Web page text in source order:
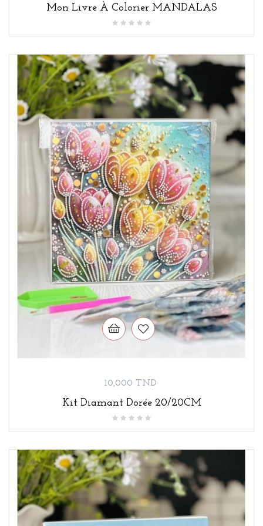
Mon Livre À Colorier MANDALAS
Prix
10,000 TND
Kit Diamant Dorée 20/20CM